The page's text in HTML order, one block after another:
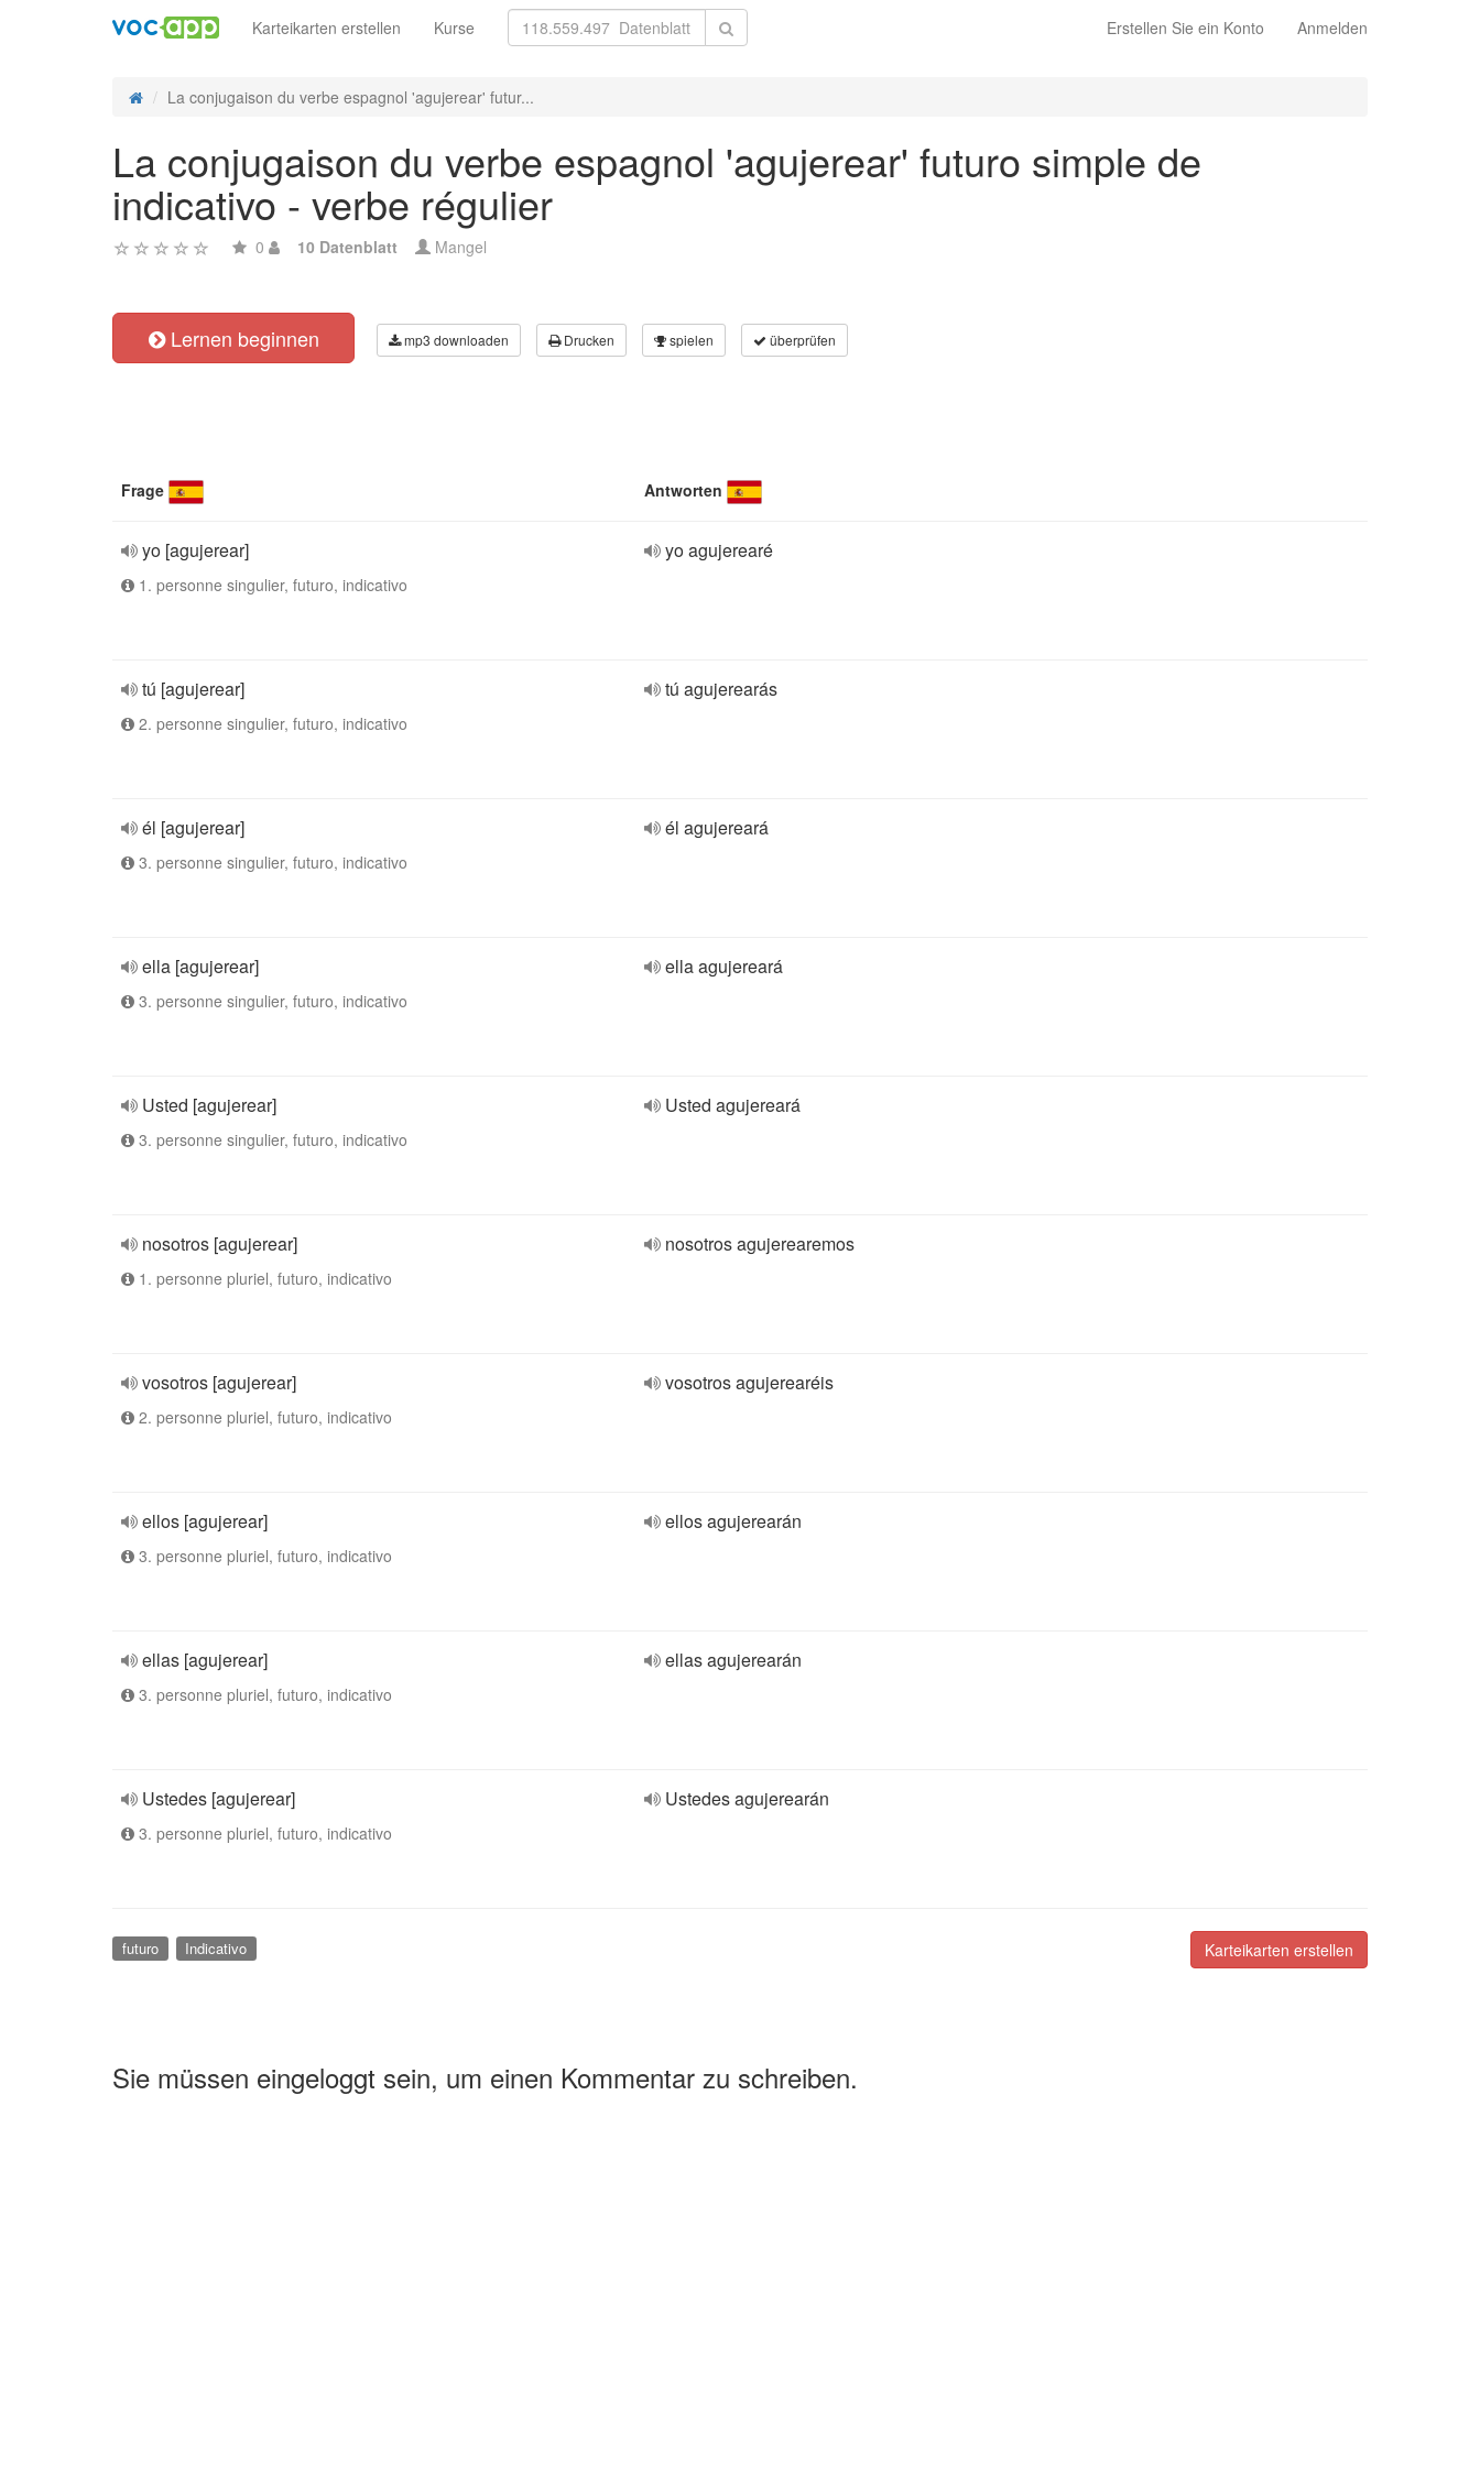
Erstellen Sie ein Konto Anmelden
Karteikarten erstellen Kurse
La conjugaison du verbe espagnol 'agujerear' futur...
La conjugaison du verbe espagnol 'agujerear' futuro simple de
indicativo - verbe régulier
0 10 Datenblatt Mangel
Lernen beginnen mp3 downloaden Drucken spielen überprüfen
Frage Antworten
yo [agujerear]
1. personne singulier, futuro, indicativo
yo agujerearé
tú [agujerear]
2. personne singulier, futuro, indicativo
tú agujerearás
él [agujerear]
3. personne singulier, futuro, indicativo
él agujereará
ella [agujerear]
3. personne singulier, futuro, indicativo
ella agujereará
Usted [agujerear]
3. personne singulier, futuro, indicativo
Usted agujereará
nosotros [agujerear]
1. personne pluriel, futuro, indicativo
nosotros agujerearemos
vosotros [agujerear]
2. personne pluriel, futuro, indicativo
vosotros agujerearéis
ellos [agujerear]
3. personne pluriel, futuro, indicativo
ellos agujerearán
ellas [agujerear]
3. personne pluriel, futuro, indicativo
ellas agujerearán
Ustedes [agujerear]
3. personne pluriel, futuro, indicativo
Ustedes agujerearán
Karteikarten erstellen
futuro Indicativo
Sie müssen eingeloggt sein, um einen Kommentar zu schreiben.